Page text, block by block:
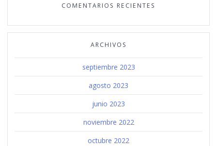
COMENTARIOS RECIENTES
ARCHIVOS
septiembre 2023
agosto 2023
junio 2023
noviembre 2022
octubre 2022